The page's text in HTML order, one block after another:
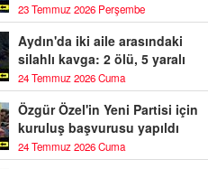
23 Temmuz 2026 Perşembe
Aydın'da iki aile arasındaki
silahlı kavga: 2 ölü, 5 yaralı
24 Temmuz 2026 Cuma
Özgür Özel'in Yeni Partisi için
kuruluş başvurusu yapıldı
24 Temmuz 2026 Cuma